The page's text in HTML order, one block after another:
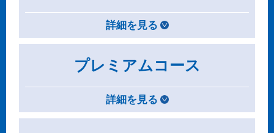
詳細を見る
プレミアムコース
詳細を見る